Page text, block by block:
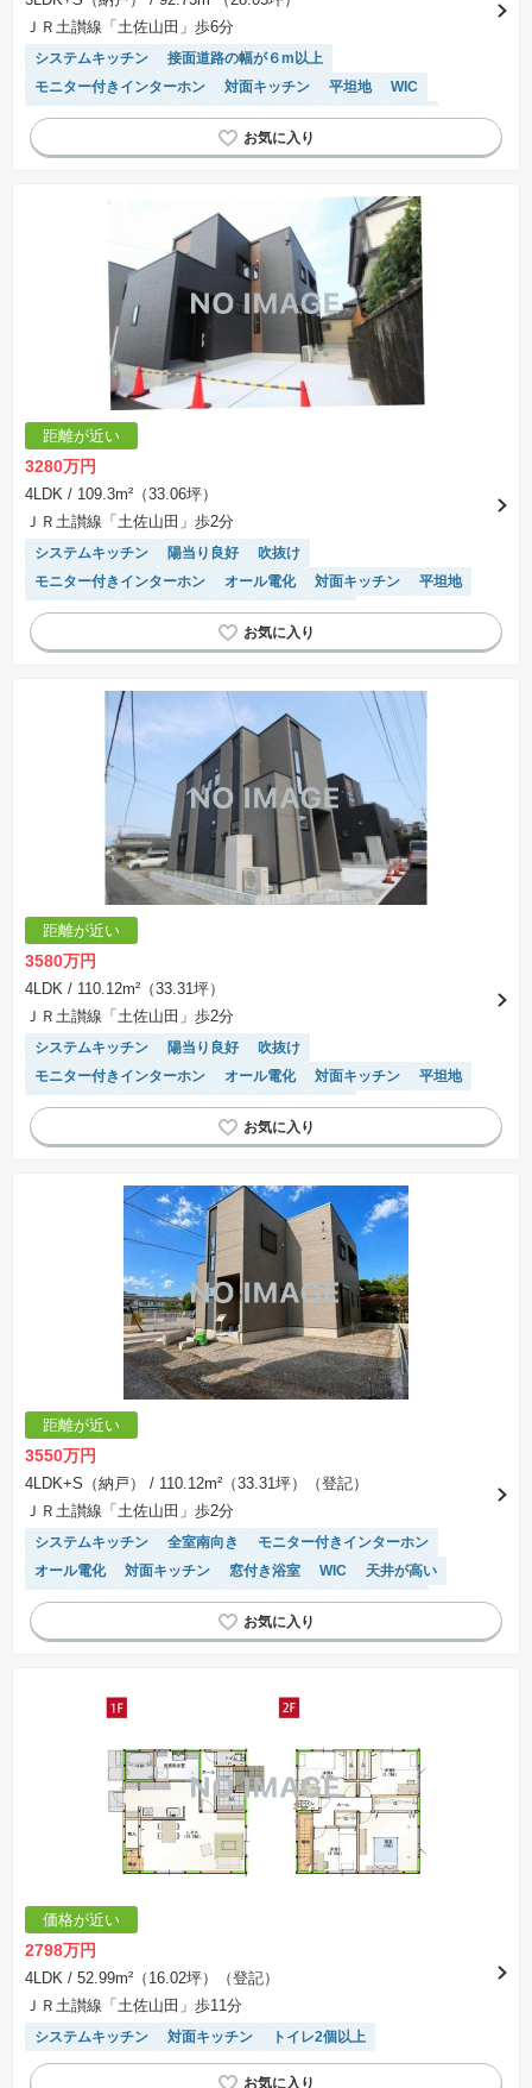
ＪＲ土讃線「土佐山田」歩6分
システムキッチン
接面道路の幅が６m以上
モニター付きインターホン
対面キッチン 平坦地
WIC
キッチン収納が多い
IHクッキングヒーター
温水洗浄便座
食洗機
距離が近い
3280万円
4LDK / 109.3m²（33.06坪）
ＪＲ土讃線「土佐山田」歩2分
システムキッチン 陽当り良好
吹抜け
モニター付きインターホン
オール電化 対面キッチン
平坦地
窓付き浴室
WIC 天井が高い
閑静な住宅地
キッチン収納が多い
IHクッキングヒーター
距離が近い
3580万円
4LDK / 110.12m²（33.31坪）
ＪＲ土讃線「土佐山田」歩2分
システムキッチン 陽当り良好
吹抜け
モニター付きインターホン
オール電化 対面キッチン
平坦地
窓付き浴室
WIC 天井が高い
閑静な住宅地
キッチン収納が多い
IHクッキングヒーター
距離が近い
3550万円
4LDK+S（納戸）
/ 110.12m²（33.31坪）（登記）
ＪＲ土讃線「土佐山田」歩2分
システムキッチン 全室南向き
モニター付きインターホン
オール電化
対面キッチン 窓付き浴室 WIC
天井が高い
角地
IHクッキングヒーター 温水洗浄便座
浴室乾燥機
食洗機
価格が近い
2798万円
4LDK / 52.99m²（16.02坪）（登記）
ＪＲ土讃線「土佐山田」歩11分
システムキッチン 対面キッチン トイレ2個以上